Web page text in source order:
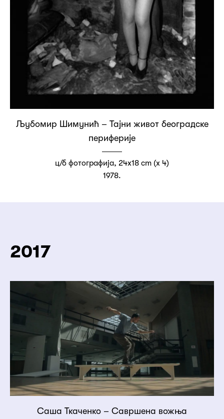
Љубомир Шимунић – Тајни живот београдске
периферије
ц/б фотографија, 24x18 cm (x 4)
1978.
2017
Саша Ткаченко – Савршена вожња